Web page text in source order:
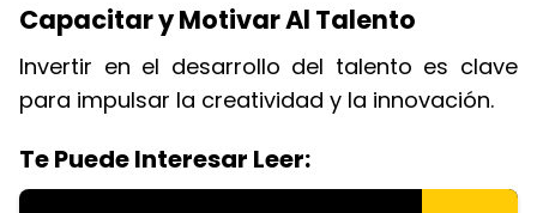
Capacitar y Motivar Al Talento
Invertir en el desarrollo del talento es clave
para impulsar la creatividad y la innovación.
Te Puede Interesar Leer: